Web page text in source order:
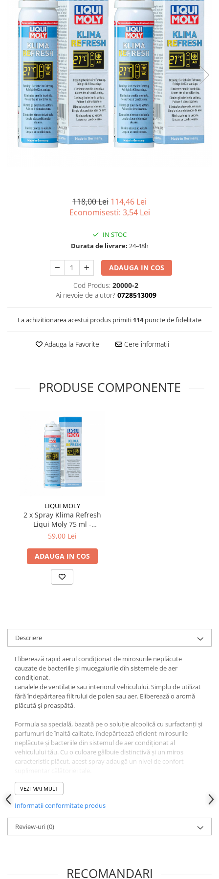
15W40
20W50
0W12
AdBlue
Aditivi Auto
Antigel
Lichid de Frana
Lichid de Parbriz
Ulei Cutie de Viteze
Ulei Servodirectie
Uleiuri Hidraulice
118,00 Lei 114,46 Lei
Economisesti: 3,54 Lei
IN STOC
Durata de livrare: 24-48h
ADAUGA IN COS
Cod Produs: 20000-2
Ai nevoie de ajutor? 0728513009
La achizitionarea acestui produs primiti 114puncte de fidelitate
Adauga la Favorite Cere informatii
PRODUSE COMPONENTE
LIQUI MOLY
2 x Spray Klima Refresh
Liqui Moly 75 ml -
Curățare Rapidă Sistem
59,00 Lei
ADAUGA IN COS
Descriere
Eliberează rapid aerul condiționat de mirosurile neplăcute
cauzate de bacteriile și mucegaiurile dîn sistemele de aer
condiționat,
canalele de ventilație sau interiorul vehiculului. Simplu de utilizat
fără îndepărtarea filtrului de polen sau aer. Eliberează o aromă
plăcută și proaspătă.
Formula sa specială, bazată pe o soluție alcoolică cu surfactanți și
parfumuri de înaltă calitate, îndepărtează eficient mirosurile
neplăcute și bacteriile din sistemul de aer condiționat al
vehiculului tău. Cu o culoare gălbuie distinctivă și un miros
caracteristic plăcut, acest spray adaugă un nivel de confort
Formula puternică îndepărtează mirosurile neplăcute și
Asigură un aer proaspăt și curat în interiorul vehiculului.
Ușor de utilizat, cu un design sub formă de aerosol pentru o
distribuție uniformă.
Perioada lungă de valabilitate în recipientul original sigilat, de
și cu distribuția de aer orientată către parbriz (sus).
VEZI MAI MULT
Informatii conformitate produs
Review-uri(0)
RECOMANDARI